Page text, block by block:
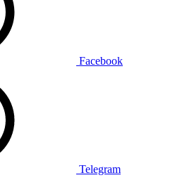
Facebook
Telegram